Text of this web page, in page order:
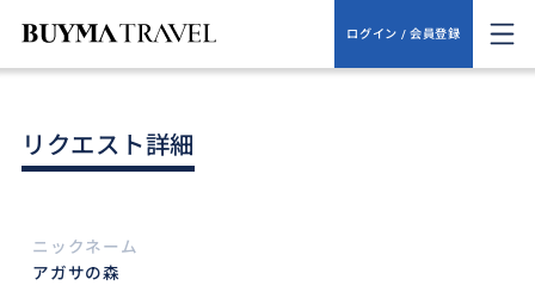
ログイン / 会員登録
リクエスト詳細
ニックネーム
アガサの森